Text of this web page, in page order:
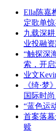
Ella陈嘉
定歌单
九载深
业投融
“触探深
索，开
业文
《绮·
国际时
“蓝色运
首案落
赎